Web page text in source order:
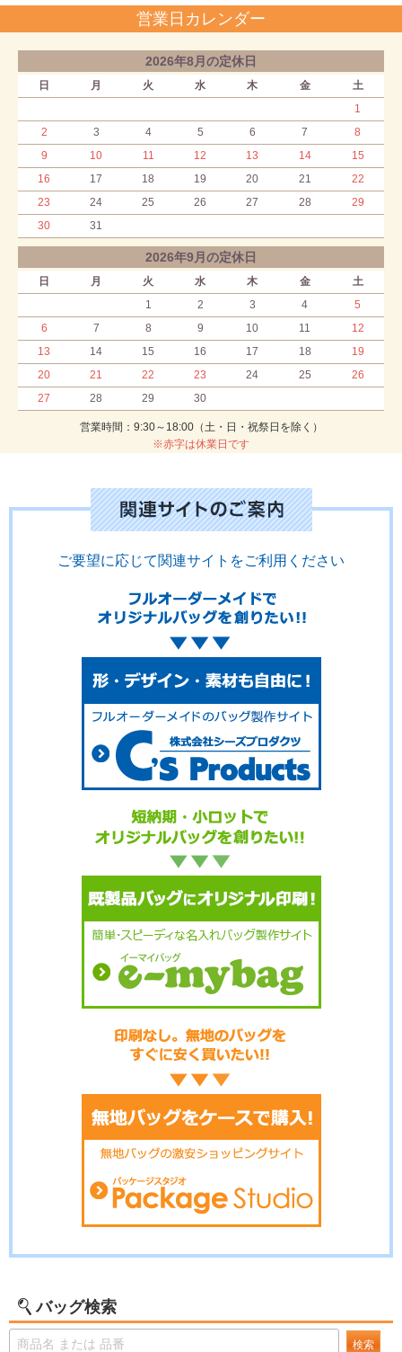
営業日カレンダー
2026年8月の定休日
日 月 火 水 木 金
土
1
2
3 4 5 6 7
8
9
10 11 12 13 14
15
16
17 18 19 20 21
22
23
24 25 26 27 28
29
30
31
2026年9月の定休日
日 月 火 水 木 金
土
1
2 3 4
5
6
7 8 9 10 11
12
13
14 15 16 17 18
19
20
21 22 23 24 25
26
27
28 29 30
営業時間：9:30～18:00（土・日・祝祭日を除く）
※赤字は休業日です
ご要望に応じて関連サイトをご利用ください
バッグ検索
検索